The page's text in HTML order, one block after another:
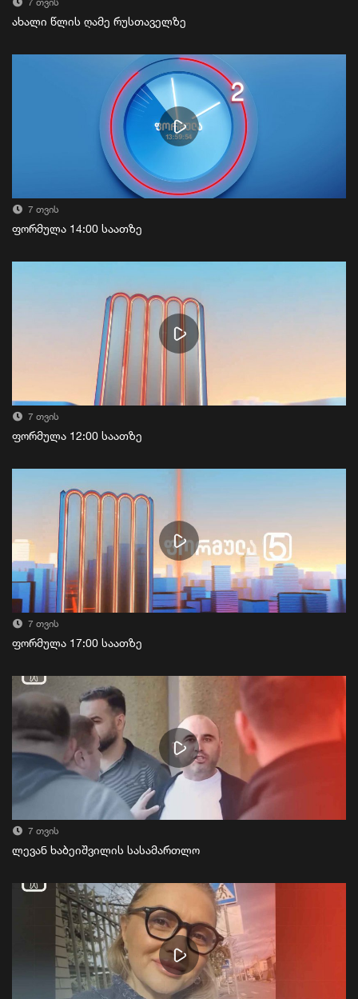
7 თვის
ახალი წლის ღამე რუსთაველზე
7 თვის
ფორმულა 14:00 საათზე
7 თვის
ფორმულა 12:00 საათზე
7 თვის
ფორმულა 17:00 საათზე
7 თვის
ლევან ხაბეიშვილის სასამართლო